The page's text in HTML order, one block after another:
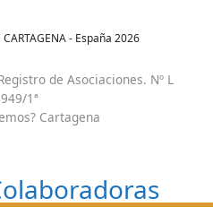
- España 2026
de Asociaciones. Nº L
1ª
Cartagena